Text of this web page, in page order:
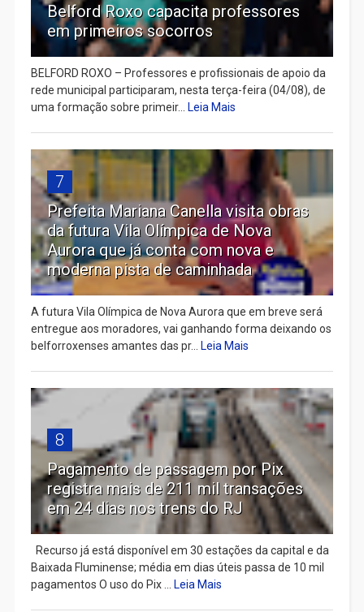
Belford Roxo capacita professores
em primeiros socorros
BELFORD ROXO – Professores e profissionais de apoio da
rede municipal participaram, nesta terça-feira (04/08), de
uma formação sobre primeir...
Leia Mais
7
Prefeita Mariana Canella visita obras
da futura Vila Olímpica de Nova
Aurora que já conta com nova e
moderna pista de caminhada
A futura Vila Olímpica de Nova Aurora que em breve será
entregue aos moradores, vai ganhando forma deixando os
belforroxenses amantes das pr...
Leia Mais
8
Pagamento de passagem por Pix
registra mais de 211 mil transações
em 24 dias nos trens do RJ
Recurso já está disponível em 30 estações da capital e da
Baixada Fluminense; média em dias úteis passa de 10 mil
pagamentos O uso do Pix ...
Leia Mais